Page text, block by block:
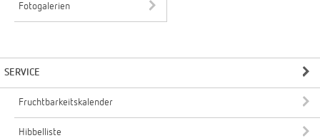
Fotogalerien
SERVICE
Fruchtbarkeitskalender
Hibbelliste